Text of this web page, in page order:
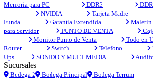
Memoria para PC
DDR3
NVIDIA
Tarjeta Madre
Funda
Garantia Extendida Maletin
para Servidor
PUNTO DE VENTA
Monitor Punto de Venta
Todo en
Router
Switch Telefono
Ups
SONIDO Y MULTIMEDIA
Sucursales
Bodega 2 Bodega Principal Bodega Terrum